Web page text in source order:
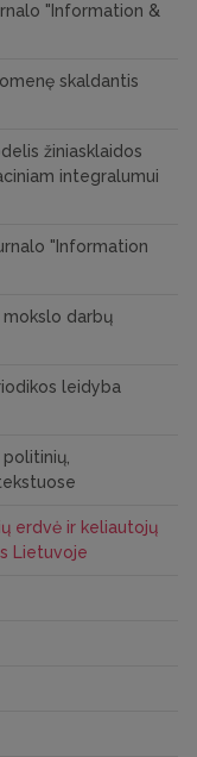
"Information &
skaldantis
žiniasklaidos
integralumui
"Information
darbų
leidyba
erdvė ir keliautojų
Lietuvoje